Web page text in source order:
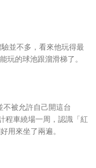
並不多，看來他玩得最
玩的球池跟溜滑梯了。
不被允許自己開這台
程車繞場一周，認識「紅
用來坐了兩遍。